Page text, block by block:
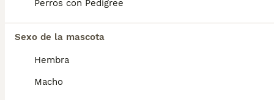
Perros con Pedigree
Sexo de la mascota
Hembra
Macho
¿Cuánto cuesta un perro de
San Huberto?